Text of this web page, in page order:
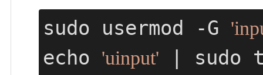
sudo usermod -G
echo 'uinput' | sudo